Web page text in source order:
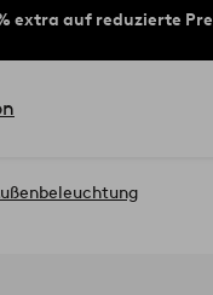
extra auf reduzierte